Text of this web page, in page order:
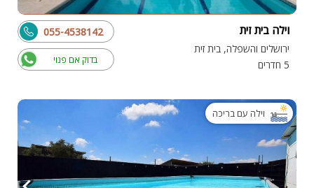
וילה בית זית
ירושלים והשפלה, בית זית
5 חדרים
בדוק אם פנוי
055-4538142
וילה עם בריכה